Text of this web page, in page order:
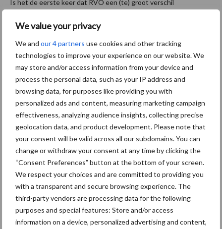
We value your privacy
We and our 4 partners use cookies and other tracking
technologies to improve your experience on our website. We
may store and/or access information from your device and
process the personal data, such as your IP address and
browsing data, for purposes like providing you with
personalized ads and content, measuring marketing campaign
effectiveness, analyzing audience insights, collecting precise
geolocation data, and product development. Please note that
your consent will be valid across all our subdomains. You can
change or withdraw your consent at any time by clicking the
“Consent Preferences” button at the bottom of your screen.
We respect your choices and are committed to providing you
with a transparent and secure browsing experience. The
third-party vendors are processing data for the following
purposes and special features: Store and/or access
information on a device, personalized advertising and content,
Is het de eerste keer dat RVO een (te) groot verschil
sanctie. Bij zeer grote afwijkingen of herhaling vervalt dit recht.
Niet voldaan aan de
vergroeningseisen?
ecologisch aandachtsgebied. Voldoe je niet aan deze eisen, dan
legt RVO een sanctie op. De hoogte van de sanctie is afhankelijk
van de soort tekortkoming. Is er te weinig ecologisch
aandachtsgebied ingevuld? Dan vermenigvuldigt RVO de
afwijking in de oppervlakte bijvoorbeeld met een factor 10.
Als je structureel niet voldoet aan de vergroeningseisen,
verdubbelt RVO de sanctie. Het goed invullen en uitvoeren van
de vergroeningseisen, zoals opgegeven in de Gecombineerde
Opgave, is dus van groot belang.